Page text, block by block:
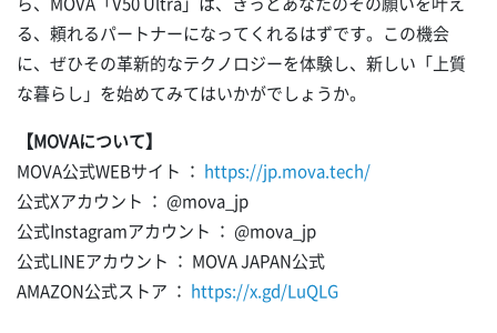
る、頼れるパートナーになってくれるはずです。この機会
に、ぜひその革新的なテクノロジーを体験し、新しい「上質
な暮らし」を始めてみてはいかがでしょうか。
【MOVAについて】
MOVA公式WEBサイト ： https://jp.mova.tech/
公式Xアカウント ： @mova_jp
公式Instagramアカウント ： @mova_jp
公式LINEアカウント ： MOVA JAPAN公式
AMAZON公式ストア ： https://x.gd/LuQLG